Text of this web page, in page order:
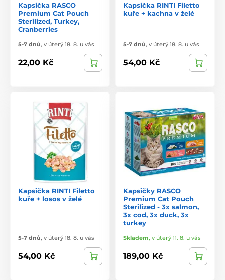
Kapsička RASCO
Premium Cat Pouch
Sterilized, Turkey,
Cranberries
5-7 dnů, v úterý 18. 8. u vás
22,00 Kč
Kapsička RINTI Filetto
kuře + kachna v želé
5-7 dnů, v úterý 18. 8. u vás
54,00 Kč
Kapsička RINTI Filetto
kuře + losos v želé
5-7 dnů, v úterý 18. 8. u vás
54,00 Kč
Kapsičky RASCO
Premium Cat Pouch
Sterilized - 3x salmon,
3x cod, 3x duck, 3x
turkey
Skladem, v úterý 11. 8. u vás
189,00 Kč